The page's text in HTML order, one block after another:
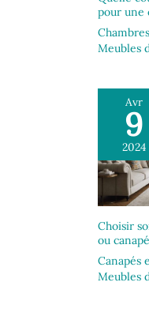
pour une
Meubles
Avr
9
2024
Choisir
ou
Canapés
Meubles